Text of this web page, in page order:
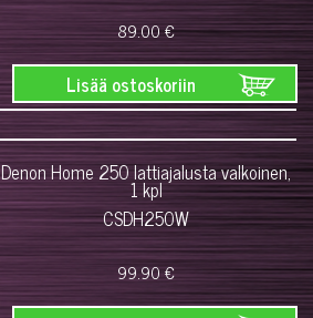
89.00 €
Lisää ostoskoriin
Denon Home 250 lattiajalusta valkoinen,
1 kpl
CSDH250W
99.90 €